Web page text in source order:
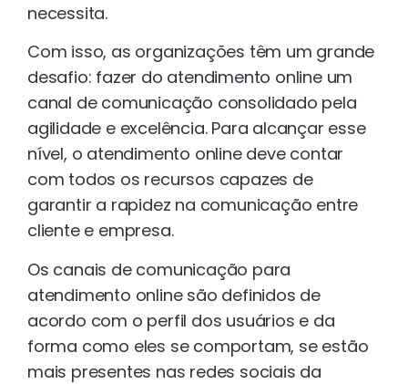
necessita.
Com isso, as organizações têm um grande
desafio: fazer do atendimento online um
canal de comunicação consolidado pela
agilidade e excelência. Para alcançar esse
nível, o atendimento online deve contar
com todos os recursos capazes de
garantir a rapidez na comunicação entre
cliente e empresa.
Os canais de comunicação para
atendimento online são definidos de
acordo com o perfil dos usuários e da
forma como eles se comportam, se estão
mais presentes nas redes sociais da